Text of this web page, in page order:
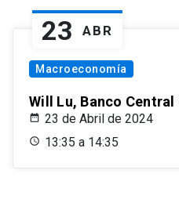
23 ABR
Macroeconomía
Will Lu, Banco Central
23 de Abril de 2024
13:35 a 14:35